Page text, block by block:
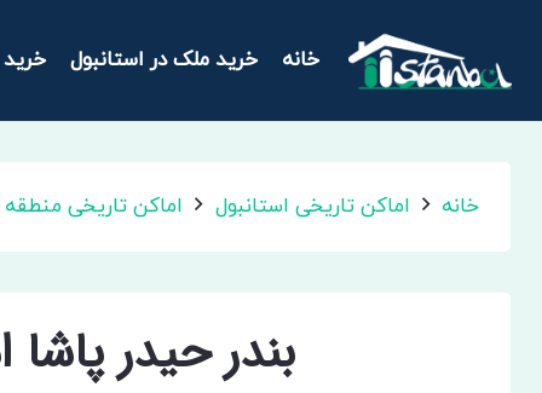
خانه خرید ملک در استانبول
خانه اماکن تاریخی استانبول اماکن تاریخی منطقه
بندر حیدر پاشا